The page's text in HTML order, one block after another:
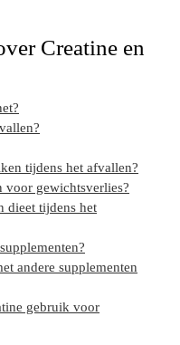
Creatine en
tijdens het afvallen?
voor gewichtsverlies?
dieet tijdens het
andere supplementen
gebruik voor